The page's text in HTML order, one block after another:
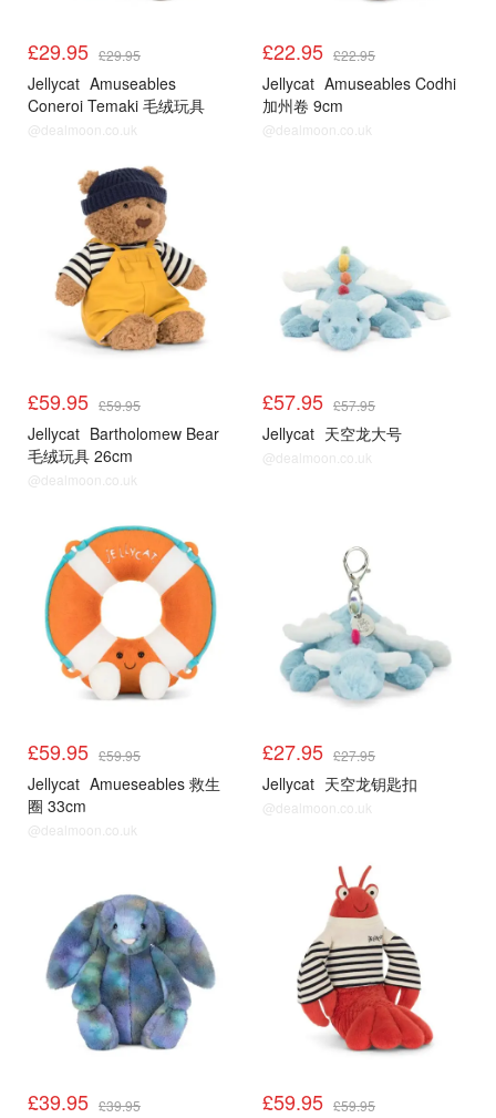
£29.95 £29.95
Jellycat Amuseables
Coneroi Temaki 毛绒玩具
13cm
@dealmoon.co.uk
£22.95 £22.95
Jellycat Amuseables Codhi
加州卷 9cm
@dealmoon.co.uk
£59.95 £59.95
Jellycat Bartholomew Bear
毛绒玩具 26cm
@dealmoon.co.uk
£57.95 £57.95
Jellycat 天空龙大号
@dealmoon.co.uk
£59.95 £59.95
Jellycat Amueseables 救生
圈 33cm
@dealmoon.co.uk
£27.95 £27.95
Jellycat 天空龙钥匙扣
@dealmoon.co.uk
£39.95 £39.95 £59.95 £59.95